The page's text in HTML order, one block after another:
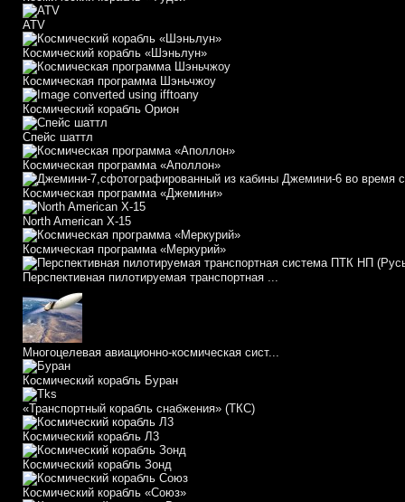
АТV
Космический корабль «Шэньлун»
Космическая программа Шэньчжоу
Космический корабль Орион
Спейс шаттл
Космическая программа «Аполлон»
Космическая программа «Джемини»
North American X-15
Космическая программа «Меркурий»
Перспективная пилотируемая транспортная ...
Многоцелевая авиационно-космическая сист...
Космический корабль Буран
«Транспортный корабль снабжения» (ТКС)
Космический корабль Л3
Космический корабль Зонд
Космический корабль «Союз»